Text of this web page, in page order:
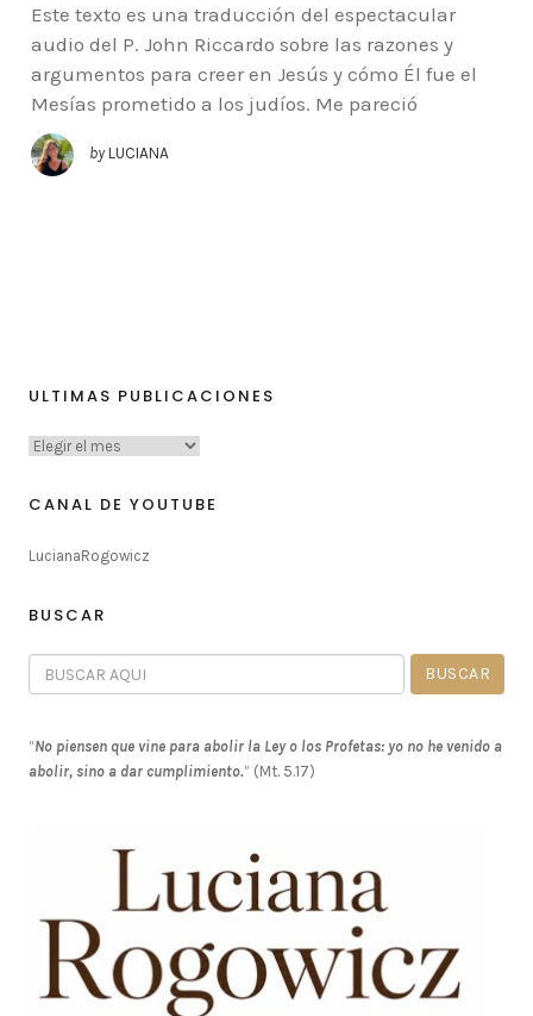
Este texto es una traducción del espectacular
audio del P. John Riccardo sobre las razones y
argumentos para creer en Jesús y cómo Él fue el
Mesías prometido a los judíos. Me pareció
by LUCIANA
ULTIMAS PUBLICACIONES
CANAL DE YOUTUBE
LucianaRogowicz
BUSCAR
“No piensen que vine para abolir la Ley o los Profetas: yo no he venido a
abolir, sino a dar cumplimiento.” (Mt. 5.17)